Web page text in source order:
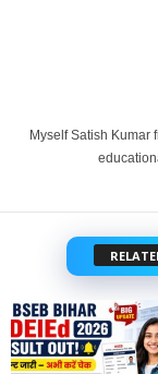
Myself Satish Kumar